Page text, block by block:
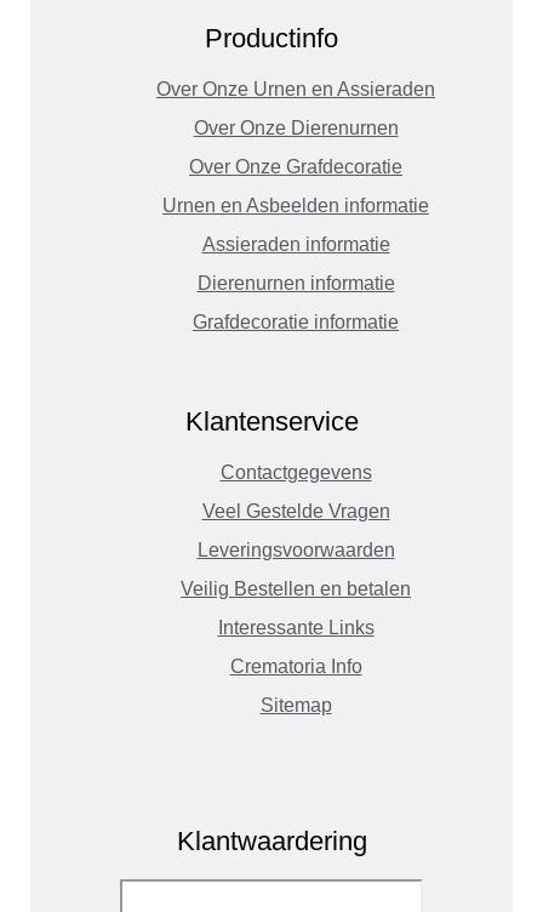
Productinfo
Over Onze Urnen en Assieraden
Over Onze Dierenurnen
Over Onze Grafdecoratie
Urnen en Asbeelden informatie
Assieraden informatie
Dierenurnen informatie
Grafdecoratie informatie
Klantenservice
Contactgegevens
Veel Gestelde Vragen
Leveringsvoorwaarden
Veilig Bestellen en betalen
Interessante Links
Crematoria Info
Sitemap
Klantwaardering